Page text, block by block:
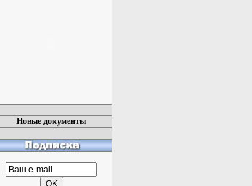
Новые документы